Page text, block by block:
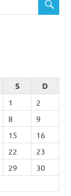
S D
1
2
8
9
15
16
22
23
29
30